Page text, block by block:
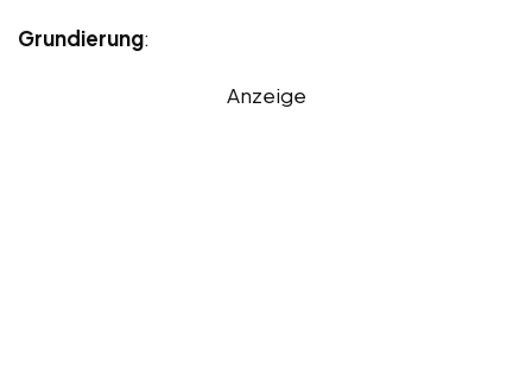
Grundierung:
Anzeige